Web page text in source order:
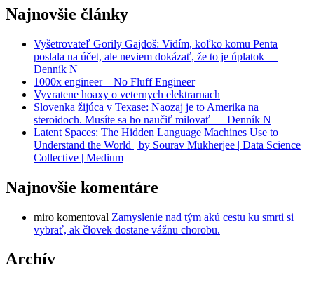
Najnovšie články
Vyšetrovateľ Gorily Gajdoš: Vidím, koľko komu Penta
poslala na účet, ale neviem dokázať, že to je úplatok —
Denník N
1000x engineer – No Fluff Engineer
Vyvratene hoaxy o veternych elektrarnach
Slovenka žijúca v Texase: Naozaj je to Amerika na
steroidoch. Musíte sa ho naučiť milovať — Denník N
Latent Spaces: The Hidden Language Machines Use to
Understand the World | by Sourav Mukherjee | Data Science
Collective | Medium
Najnovšie komentáre
miro komentoval Zamyslenie nad tým akú cestu ku smrti si
vybrať, ak človek dostane vážnu chorobu.
Archív